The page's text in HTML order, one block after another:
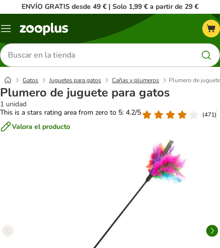
ENVÍO GRATIS desde 49 € | Solo 1,99 € a partir de 29 €
Menú
Buscar
productos
Gatos Juguetes para gatos Cañas y plumeros Plumero de
Plumero de juguete para gatos
1 unidad
This is a stars rating area from zero to 5: 4.2/5
(471)
Valora el producto